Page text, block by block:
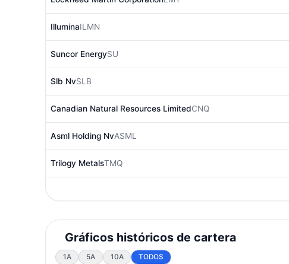
IlluminaILMN
Suncor EnergySU
Slb NvSLB
Canadian Natural Resources LimitedCNQ
Asml Holding NvASML
Trilogy MetalsTMQ
Gráficos históricos de cartera
1A 5A 10A TODOS